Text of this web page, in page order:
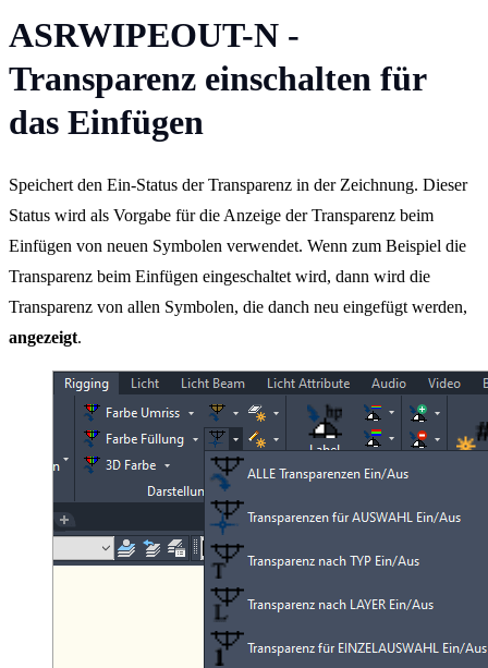
ASRWIPEOUT-N -
Transparenz einschalten für
das Einfügen
Speichert den Ein-Status der Transparenz in der Zeichnung. Dieser
Status wird als Vorgabe für die Anzeige der Transparenz beim
Einfügen von neuen Symbolen verwendet. Wenn zum Beispiel die
Transparenz beim Einfügen eingeschaltet wird, dann wird die
Transparenz von allen Symbolen, die danch neu eingefügt werden,
angezeigt.